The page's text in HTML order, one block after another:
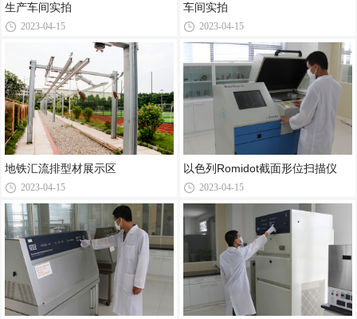
生产车间实拍
2023-04-15
地铁汇流排型材展示区
2023-04-15
车间实拍
2023-04-15
以色列Romidot截面形位扫描仪
2023-04-15